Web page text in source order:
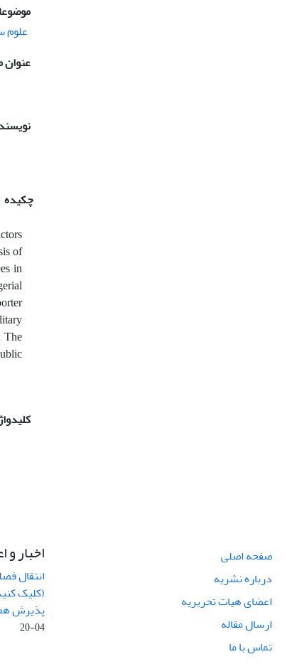
علوم
عنوان
چکیده
of
in
The
صفحه اصلی
درباره نشریه
اعضای هیات تحریریه
ارسال مقاله
تماس با ما
اخبار و
انتقال
(کلیک
پذیرش
04-20